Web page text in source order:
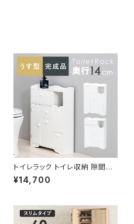
トイレラック トイレ収納 隙間収
納 トイレ用品 サニタリー収納 ト
イレットペーパー収納 幅45 奥
¥14,700